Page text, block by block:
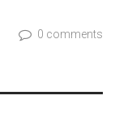
0 comments